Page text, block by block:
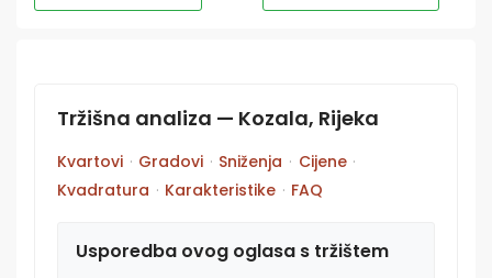
Tržišna analiza — Kozala, Rijeka
Kvartovi · Gradovi · Sniženja · Cijene ·
Kvadratura · Karakteristike · FAQ
Usporedba ovog oglasa s tržištem